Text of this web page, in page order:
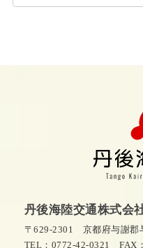
丹後海陸交通株式会
〒629-2301 京都府与謝郡
TEL：0772-42-0321
FAX